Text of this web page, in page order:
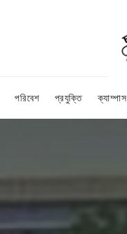
পরিবেশ প্রযুক্তি ক্যাম্পাস